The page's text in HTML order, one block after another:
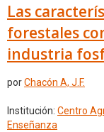
Las
forestales
industria
porChacón A, J.F.
Institución: Centro
Enseñanza